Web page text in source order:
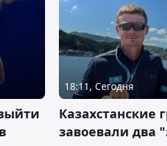
18:11, Сегодня
Казахстанские
завоевали два